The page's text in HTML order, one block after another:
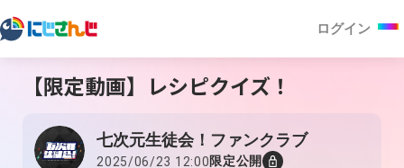
ログイン
【限定動画】レシピクイズ！
七次元生徒会！ファンクラブ
2025/06/23 12:00限定公開